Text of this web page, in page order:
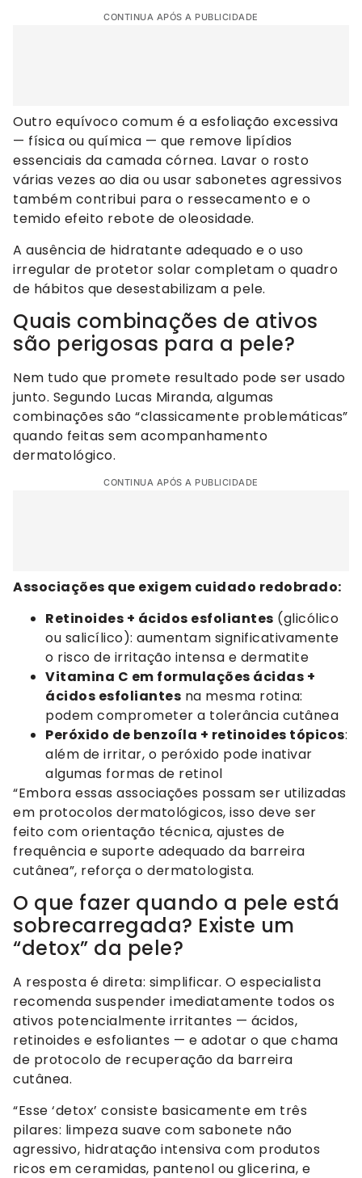
CONTINUA APÓS A PUBLICIDADE
Outro equívoco comum é a esfoliação excessiva
— física ou química — que remove lipídios
essenciais da camada córnea. Lavar o rosto
várias vezes ao dia ou usar sabonetes agressivos
também contribui para o ressecamento e o
temido efeito rebote de oleosidade.
A ausência de hidratante adequado e o uso
irregular de protetor solar completam o quadro
de hábitos que desestabilizam a pele.
Quais combinações de ativos
são perigosas para a pele?
Nem tudo que promete resultado pode ser usado
junto. Segundo Lucas Miranda, algumas
combinações são “classicamente problemáticas”
quando feitas sem acompanhamento
dermatológico.
CONTINUA APÓS A PUBLICIDADE
Associações que exigem cuidado redobrado:
Retinoides + ácidos esfoliantes (glicólico
ou salicílico): aumentam significativamente
o risco de irritação intensa e dermatite
Vitamina C em formulações ácidas +
ácidos esfoliantes na mesma rotina:
podem comprometer a tolerância cutânea
Peróxido de benzoíla + retinoides tópicos:
além de irritar, o peróxido pode inativar
algumas formas de retinol
“Embora essas associações possam ser utilizadas
em protocolos dermatológicos, isso deve ser
feito com orientação técnica, ajustes de
frequência e suporte adequado da barreira
cutânea”, reforça o dermatologista.
O que fazer quando a pele está
sobrecarregada? Existe um
“detox” da pele?
A resposta é direta: simplificar. O especialista
recomenda suspender imediatamente todos os
ativos potencialmente irritantes — ácidos,
retinoides e esfoliantes — e adotar o que chama
de protocolo de recuperação da barreira
cutânea.
“Esse ‘detox’ consiste basicamente em três
pilares: limpeza suave com sabonete não
agressivo, hidratação intensiva com produtos
ricos em ceramidas, pantenol ou glicerina, e